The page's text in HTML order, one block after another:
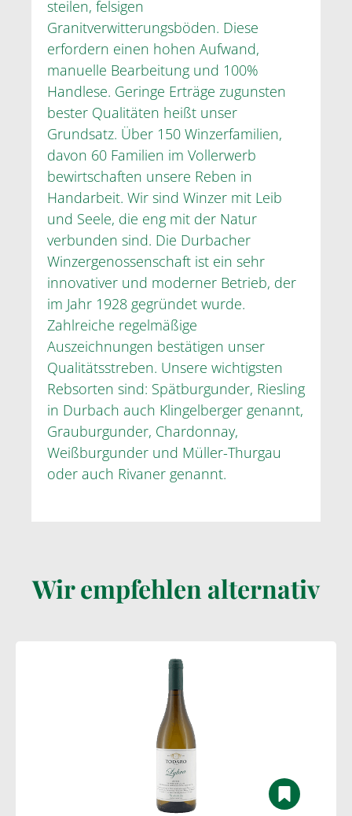
steilen, felsigen
Granitverwitterungsböden. Diese
erfordern einen hohen Aufwand,
manuelle Bearbeitung und 100%
Handlese. Geringe Erträge zugunsten
bester Qualitäten heißt unser
Grundsatz. Über 150 Winzerfamilien,
davon 60 Familien im Vollerwerb
bewirtschaften unsere Reben in
Handarbeit. Wir sind Winzer mit Leib
und Seele, die eng mit der Natur
verbunden sind. Die Durbacher
Winzergenossenschaft ist ein sehr
innovativer und moderner Betrieb, der
im Jahr 1928 gegründet wurde.
Zahlreiche regelmäßige
Auszeichnungen bestätigen unser
Qualitätsstreben. Unsere wichtigsten
Rebsorten sind: Spätburgunder, Riesling
in Durbach auch Klingelberger genannt,
Grauburgunder, Chardonnay,
Weißburgunder und Müller-Thurgau
oder auch Rivaner genannt.
Wir empfehlen alternativ